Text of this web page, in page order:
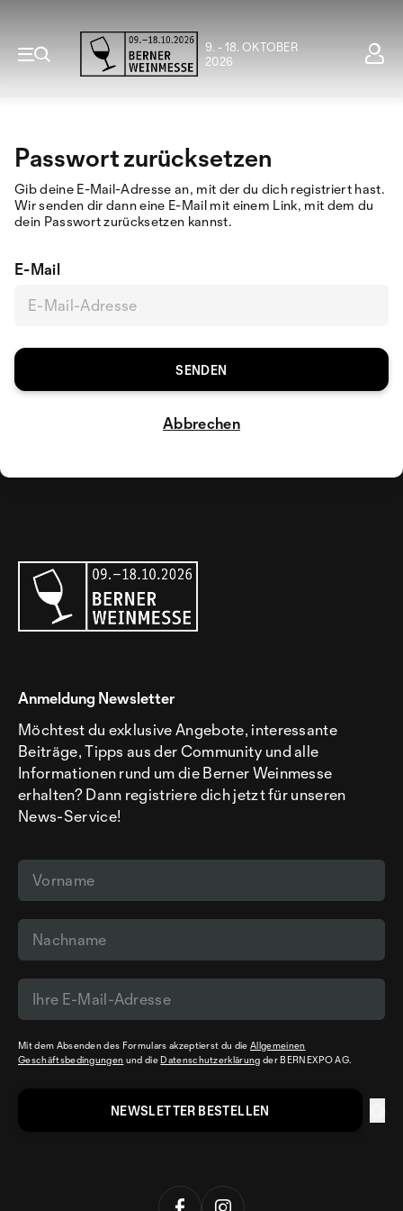
9. - 18. OKTOBER
2026
Passwort zurücksetzen
Gib deine E-Mail-Adresse an, mit der du dich registriert hast.
Wir senden dir dann eine E-Mail mit einem Link, mit dem du
dein Passwort zurücksetzen kannst.
E-Mail
Abbrechen
Anmeldung Newsletter
Möchtest du exklusive Angebote, interessante
Beiträge, Tipps aus der Community und alle
Informationen rund um die Berner Weinmesse
erhalten? Dann registriere dich jetzt für unseren
News-Service!
Mit dem Absenden des Formulars akzeptierst du dieAllgemeinen
Geschäftsbedingungen und die Datenschutzerklärung der BERNEXPO AG.